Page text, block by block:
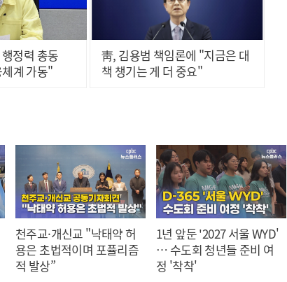
정력 총동
계 가동"
靑, 김용범 책임론에 "지금은 대
책 챙기는 게 더 중요"
천주교·개신교 "낙태약 허
용은 초법적이며 포퓰리즘
적 발상”
1년 앞둔 '2027 서울 WYD'
… 수도회 청년들 준비 여
정 '착착'